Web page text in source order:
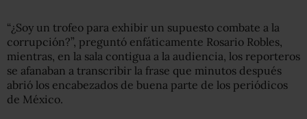
“¿Soy un trofeo para exhibir un supuesto combate a la
corrupción?”, preguntó enfáticamente Rosario Robles,
mientras, en la sala contigua a la audiencia, los reporteros
se afanaban a transcribir la frase que minutos después
abrió los encabezados de buena parte de los periódicos
de México.